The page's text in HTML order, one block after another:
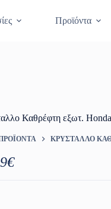
Προϊόντα
Καθρέφτη εξωτ.
ΚΡΎΣΤΑΛΛΟ
€